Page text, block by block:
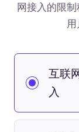
网接入的限
互联
入